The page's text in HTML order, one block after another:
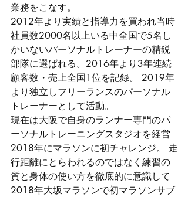
業務をこなす。
2012年より実績と指導力を買われ当時
社員数2000名以上いる中全国で5名し
かいないパーソナルトレーナーの精鋭
部隊に選ばれる。2016年より3年連続
顧客数・売上全国1位を記録。 2019年
より独立しフリーランスのパーソナル
トレーナーとして活動。
現在は大阪で自身のランナー専門のパ
ーソナルトレーニングスタジオを経営
2018年にマラソンに初チャレンジ。 走
行距離にとらわれるのではなく練習の
質と身体の使い方を徹底的に意識して
2018年大坂マラソンで初マラソンサブ